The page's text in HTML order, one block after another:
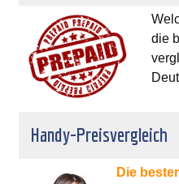
die
Handy-Preisvergleich
Die